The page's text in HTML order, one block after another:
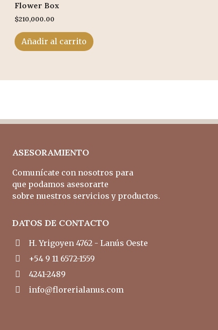
Flower Box
$210,000.00
Añadir al carrito
ASESORAMIENTO
Comunícate con nosotros para
que podamos asesorarte
sobre nuestros servicios y productos.
DATOS DE CONTACTO
H. Yrigoyen 4762 - Lanús Oeste
+54 9 11 6572-1559
4241-2489
info@florerialanus.com